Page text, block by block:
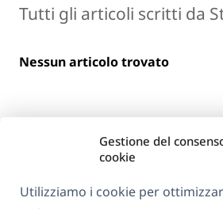
Gestione del
cookie
Utilizziamo i cookie per
Tutti gli articoli scritti da
Nessun articolo trovato